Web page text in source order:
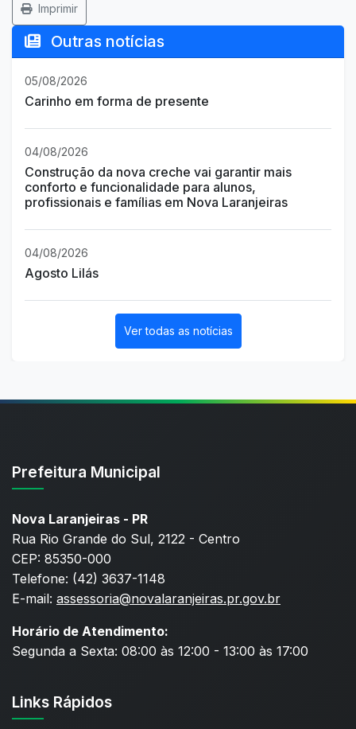
Imprimir
Outras notícias
05/08/2026
Carinho em forma de presente
04/08/2026
Construção da nova creche vai garantir mais
conforto e funcionalidade para alunos,
profissionais e famílias em Nova Laranjeiras
04/08/2026
Agosto Lilás
Ver todas as notícias
Prefeitura Municipal
Nova Laranjeiras - PR
Rua Rio Grande do Sul, 2122 - Centro
CEP: 85350-000
Telefone: (42) 3637-1148
E-mail: assessoria@novalaranjeiras.pr.gov.br
Horário de Atendimento:
Segunda a Sexta: 08:00 às 12:00 - 13:00 às 17:00
Links Rápidos